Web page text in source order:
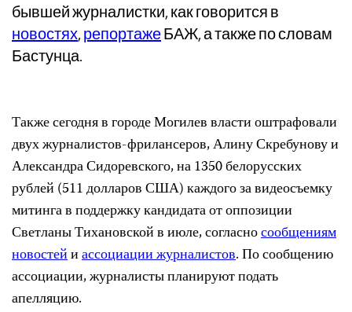
бывшей журналистки, как говорится в
новостях, репортажеБАЖ, а также по словам
Бастунца.
Также сегодня в городе Могилев власти оштрафовали
двух журналистов-фрилансеров, Алину Скребунову и
Александра Сидоревского, на 1350 белорусских
рублей (511 долларов США) каждого за видеосъемку
митинга в поддержку кандидата от оппозиции
Светланы Тихановской в июле, согласносообщениям
новостейиассоциации журналистов. По сообщению
ассоциации, журналисты планируют подать
апелляцию.